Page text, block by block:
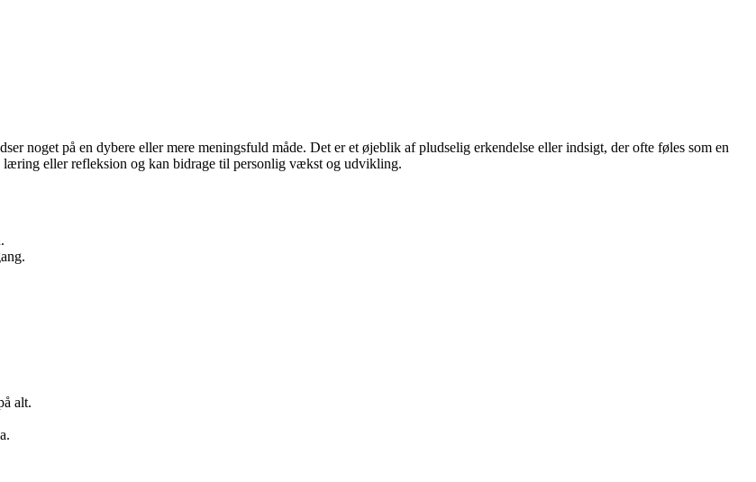
noget på en dybere eller mere meningsfuld måde. Det er et øjeblik af pludselig erkendelse eller indsigt, der ofte føles som en
eller refleksion og kan bidrage til personlig vækst og udvikling.
alt.